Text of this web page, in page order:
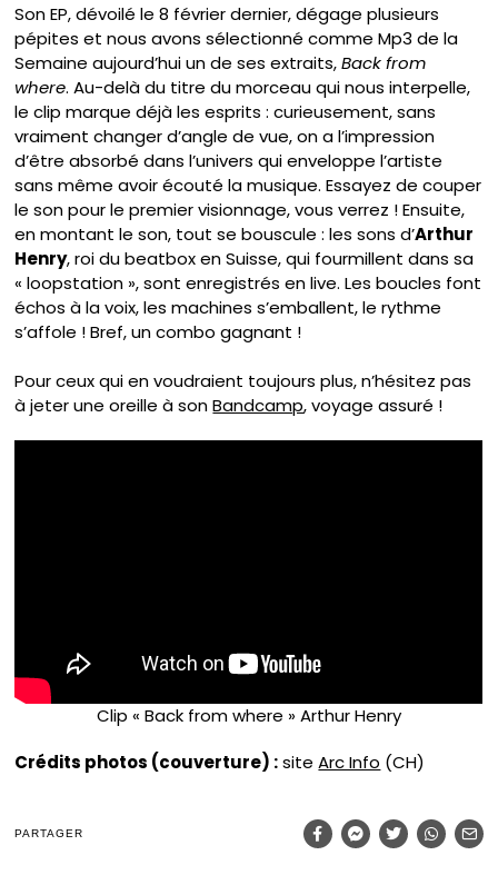
Son EP, dévoilé le 8 février dernier, dégage plusieurs
pépites et nous avons sélectionné comme Mp3 de la
Semaine aujourd’hui un de ses extraits,Back from
where. Au-delà du titre du morceau qui nous interpelle,
le clip marque déjà les esprits : curieusement, sans
vraiment changer d’angle de vue, on a l’impression
d’être absorbé dans l’univers qui enveloppe l’artiste
sans même avoir écouté la musique. Essayez de couper
le son pour le premier visionnage, vous verrez ! Ensuite,
en montant le son, tout se bouscule : les sons d’Arthur
Henry, roi du beatbox en Suisse, qui fourmillent dans sa
« loopstation », sont enregistrés en live. Les boucles font
échos à la voix, les machines s’emballent, le rythme
s’affole ! Bref, un combo gagnant !
Pour ceux qui en voudraient toujours plus, n’hésitez pas
à jeter une oreille à sonBandcamp, voyage assuré !
Clip « Back from where » Arthur Henry
Crédits photos (couverture) :siteArc Info (CH)
PARTAGER